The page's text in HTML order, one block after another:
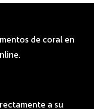
de coral en
a su